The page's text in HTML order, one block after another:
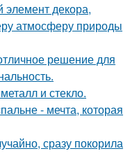
декора,
атмосферу природы
решение для
и стекло.
- мечта, которая
сразу покорила